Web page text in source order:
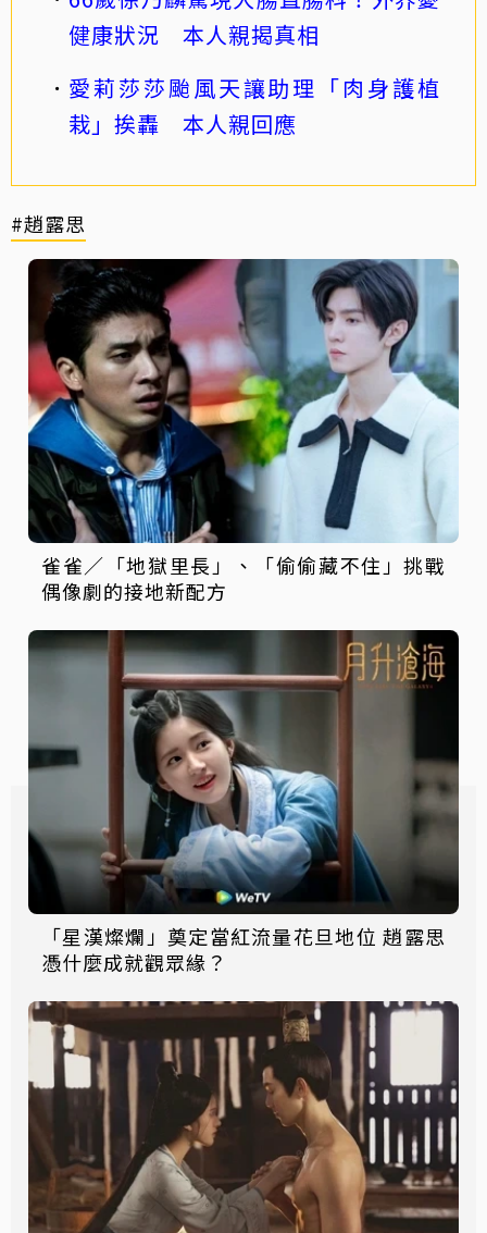
健康狀況 本人親揭真相
愛莉莎莎颱風天讓助理「肉身護植
栽」挨轟 本人親回應
#趙露思
雀雀／「地獄里長」、「偷偷藏不住」挑戰
偶像劇的接地新配方
「星漢燦爛」奠定當紅流量花旦地位 趙露思
憑什麼成就觀眾緣？